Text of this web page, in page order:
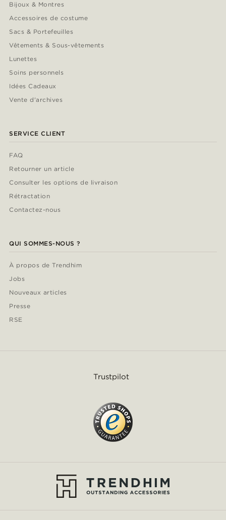
Bijoux & Montres
Accessoires de costume
Sacs & Portefeuilles
Vêtements & Sous-vêtements
Lunettes
Soins personnels
Idées Cadeaux
Vente d'archives
SERVICE CLIENT
FAQ
Retourner un article
Consulter les options de livraison
Rétractation
Contactez-nous
QUI SOMMES-NOUS ?
À propos de Trendhim
Jobs
Nouveaux articles
Presse
RSE
Trustpilot